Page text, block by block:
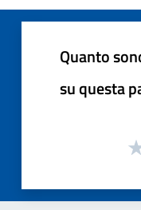
Quanto
su questa